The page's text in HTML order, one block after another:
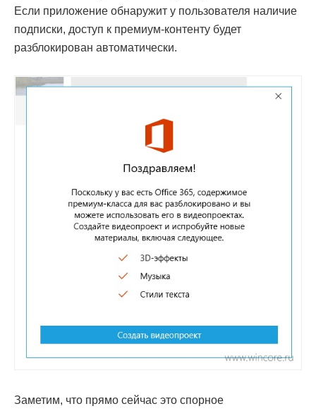
Если приложение обнаружит у пользователя наличие
подписки, доступ к премиум-контенту будет
разблокирован автоматически.
Заметим, что прямо сейчас это спорное